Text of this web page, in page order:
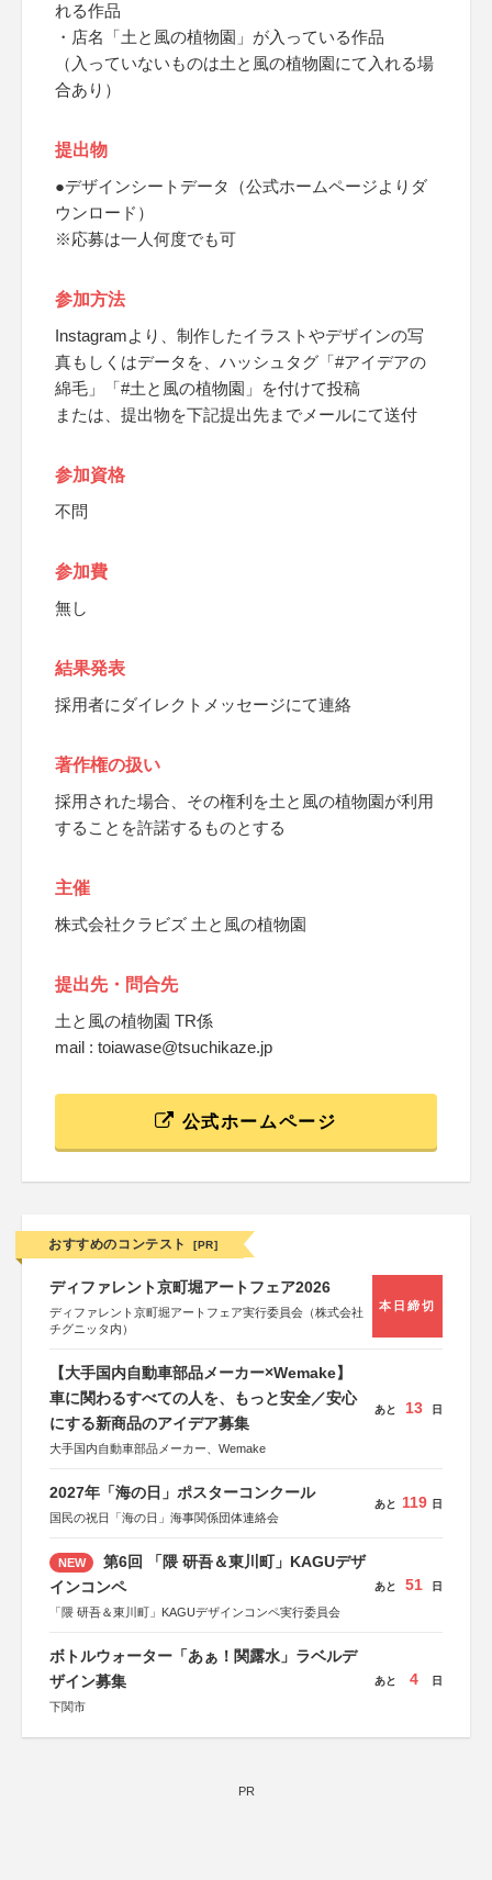
れる作品
・店名「土と風の植物園」が入っている作品
（入っていないものは土と風の植物園にて入れる場
合あり）
提出物
●デザインシートデータ（公式ホームページよりダ
ウンロード）
※応募は一人何度でも可
参加方法
Instagramより、制作したイラストやデザインの写
真もしくはデータを、ハッシュタグ「#アイデアの
綿毛」「#土と風の植物園」を付けて投稿
または、提出物を下記提出先までメールにて送付
参加資格
不問
参加費
無し
結果発表
採用者にダイレクトメッセージにて連絡
著作権の扱い
採用された場合、その権利を土と風の植物園が利用
することを許諾するものとする
主催
株式会社クラビズ 土と風の植物園
提出先・問合先
土と風の植物園 TR係
mail : toiawase@tsuchikaze.jp
公式ホームページ
おすすめのコンテスト [PR]
ディファレント京町堀アートフェア2026
ディファレント京町堀アートフェア実行委員会（株式会社
チグニッタ内）
本日締切
【大手国内自動車部品メーカー×Wemake】
車に関わるすべての人を、もっと安全／安心
にする新商品のアイデア募集
大手国内自動車部品メーカー、Wemake
あと 13 日
2027年「海の日」ポスターコンクール
国民の祝日「海の日」海事関係団体連絡会
あと 119 日
NEW
第6回 「隈 研吾＆東川町」KAGUデザ
インコンペ
「隈 研吾＆東川町」KAGUデザインコンペ実行委員会
あと 51 日
ボトルウォーター「あぁ！関露水」ラベルデ
ザイン募集
下関市
あと 4 日
PR